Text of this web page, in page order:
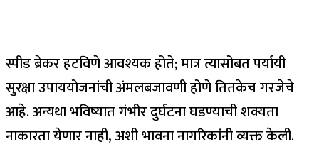
स्पीड ब्रेकर हटविणे आवश्यक होते; मात्र त्यासोबत पर्यायी
सुरक्षा उपाययोजनांची अंमलबजावणी होणे तितकेच गरजेचे
आहे. अन्यथा भविष्यात गंभीर दुर्घटना घडण्याची शक्यता
नाकारता येणार नाही, अशी भावना नागरिकांनी व्यक्त केली.